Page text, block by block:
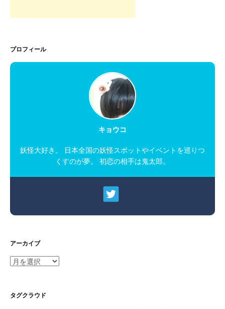
プロフィール
キョウコ
妖怪大好き。 日本全国の妖怪スポットやイベントを巡りつ
くすのが夢。 初恋の相手は鬼太郎。
アーカイブ
ア
イ
タグクラウド